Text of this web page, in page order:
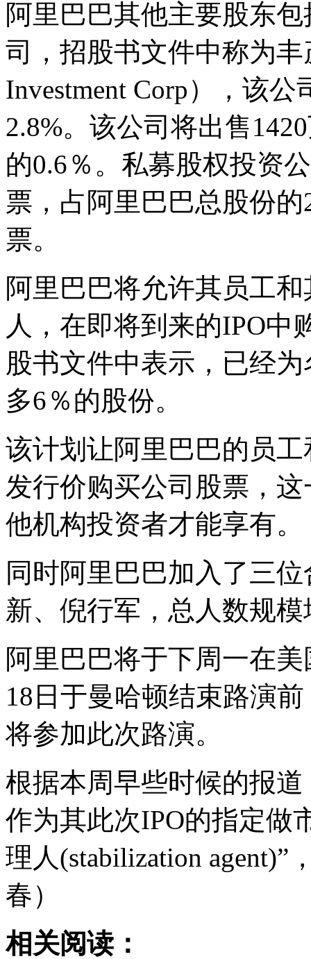
阿里巴巴其他主要股东
司，招股书文件中称为丰
Investment Corp），该
2.8%。该公司将出售
的0.6％。私募股权投资
票，占阿里巴巴总股份
票。
阿里巴巴将允许其员工
人，在即将到来的IPO中
股书文件中表示，已经
多6％的股份。
该计划让阿里巴巴的员
发行价购买公司股票，
他机构投资者才能享有。
同时阿里巴巴加入了三
新、倪行军，总人数规模
阿里巴巴将于下周一在
18日于曼哈顿结束路演
将参加此次路演。
根据本周早些时候的报
作为其此次IPO的指定做
理人(stabilization
春）
相关阅读：